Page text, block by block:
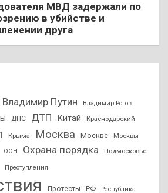
МВД задержали по
в убийстве и
друга
Владимир Путин Владимир Рогов
ДПС ДТП Китай Краснодарский
Крыма Москва Москве Москвы
ООН Охрана порядка Подмосковье
Преступления
Протесты РФ Республика